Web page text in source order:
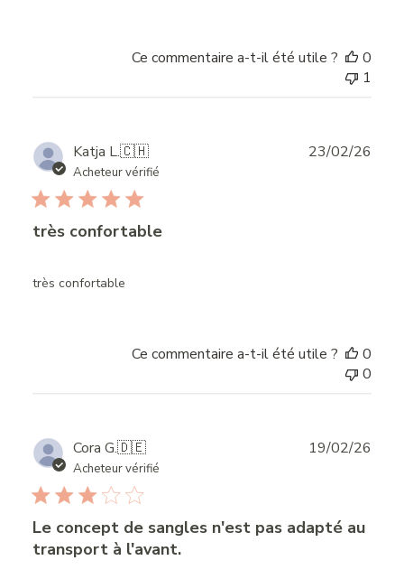
Ce commentaire a-t-il été utile ?
0
1
Katja L.🇨🇭
Acheteur vérifié
très confortable
très confortable
23/02/26
Ce commentaire a-t-il été utile ?
0
0
Cora G.🇩🇪
Acheteur vérifié
Le concept de sangles n'est pas adapté au
transport à l'avant.
19/02/26